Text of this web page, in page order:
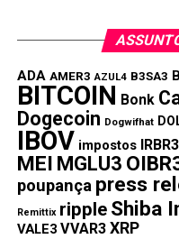
Ibovespa hoje: Marfrig
Bolsa fecha aos 181
NÃO PERCA:
Eneva (ENEV3)
puxa altas da bolsa
ADA AMER3 AZUL4 B3SA3
BITCOIN Bonk
Dogecoin Dogwifhat
IBOV impostos IRBR3
MEI MGLU3
poupança press
Remittix ripple Shiba
VALE3 VVAR3 XRP